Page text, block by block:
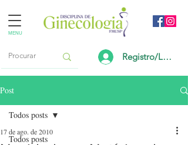
Registro/Login
MENU
Post
Todos posts
Todos posts
17 de ago. de 2010